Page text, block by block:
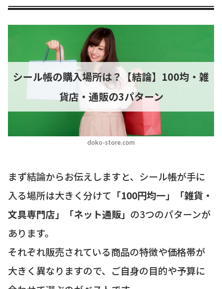
doko-store.com
シール帳の購入場所は？【結論】100均・雑
貨店・通販の3パターン
まず結論からお伝えしますと、シール帳が手に
入る場所は大きく分けて 「100円均一」「雑貨・
文具専門店」「ネット通販」 の3つのパターンが
あります。
それぞれ販売されている商品の特徴や価格帯が
大きく異なりますので、ご自身の目的や予算に